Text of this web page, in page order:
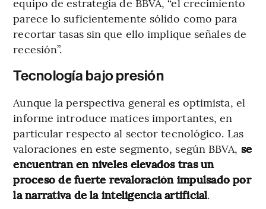
parece lo suficientemente sólido como para
recortar tasas sin que ello implique señales de
recesión”.
Tecnología bajo presión
Aunque la perspectiva general es optimista, el
informe introduce matices importantes, en
particular respecto al sector tecnológico. Las
valoraciones en este segmento, según BBVA, se
encuentran en niveles elevados tras un
proceso de fuerte revaloración impulsado por
la narrativa de la inteligencia artificial.